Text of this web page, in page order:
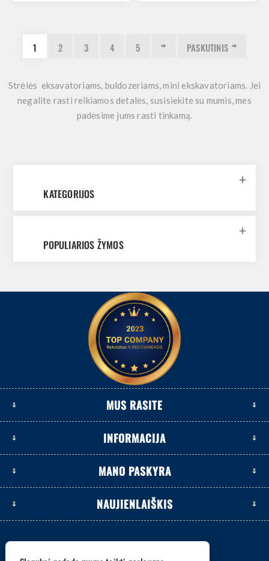
1 2 3 4 5 PASKUTINIS
Strėlės eksavatoriams, buldozeriams, mini ekskavatoriams. Jei
negalite rasti reikiamos detalės, susisiekite su mumis, mes
padėsime jums rasti tinkamą.
KATEGORIJOS
POPULIARIOS ŽYMOS
MUS RASITE
INFORMACIJA
MANO PASKYRA
NAUJIENLAIŠKIS